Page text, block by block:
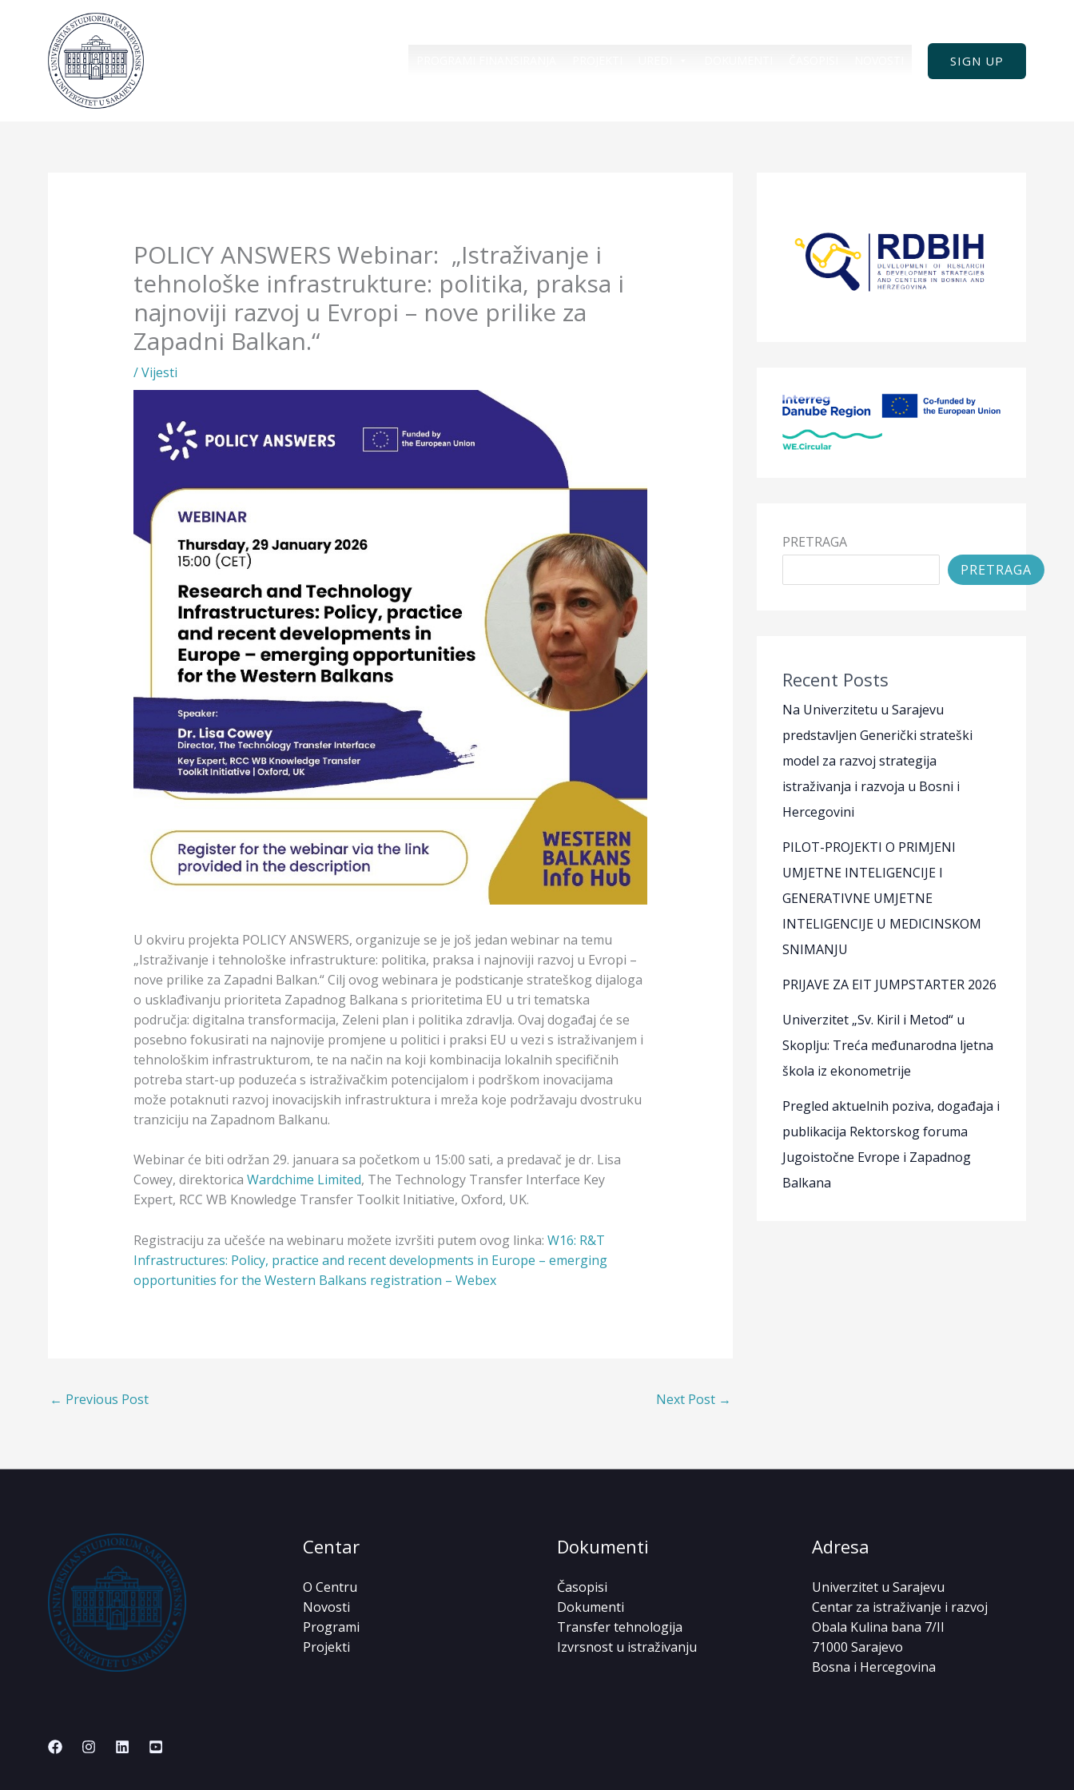
SIGN UP
POLICY ANSWERS Webinar: „Istraživanje i
tehnološke infrastrukture: politika, praksa i
najnoviji razvoj u Evropi – nove prilike za
Zapadni Balkan.“
/Vijesti
U okviru projekta POLICY ANSWERS, organizuje se je još jedan webinar na temu
„Istraživanje i tehnološke infrastrukture: politika, praksa i najnoviji razvoj u Evropi –
nove prilike za Zapadni Balkan.“ Cilj ovog webinara je podsticanje strateškog dijaloga
o usklađivanju prioriteta Zapadnog Balkana s prioritetima EU u tri tematska
područja: digitalna transformacija, Zeleni plan i politika zdravlja. Ovaj događaj će se
posebno fokusirati na najnovije promjene u politici i praksi EU u vezi s istraživanjem i
tehnološkim infrastrukturom, te na način na koji kombinacija lokalnih specifičnih
potreba start-up poduzeća s istraživačkim potencijalom i podrškom inovacijama
može potaknuti razvoj inovacijskih infrastruktura i mreža koje podržavaju dvostruku
tranziciju na Zapadnom Balkanu.
Webinar će biti održan 29. januara sa početkom u 15:00 sati, a predavač je dr. Lisa
Cowey, direktorica Wardchime Limited, The Technology Transfer Interface Key
Expert, RCC WB Knowledge Transfer Toolkit Initiative, Oxford, UK.
Registraciju za učešće na webinaru možete izvršiti putem ovog linka: W16: R&T
Infrastructures: Policy, practice and recent developments in Europe – emerging
opportunities for the Western Balkans registration – Webex
← Previous Post Next Post →
PRETRAGA
PRETRAGA
Recent Posts
Na Univerzitetu u Sarajevu
predstavljen Generički strateški
model za razvoj strategija
istraživanja i razvoja u Bosni i
Hercegovini
PILOT-PROJEKTI O PRIMJENI
UMJETNE INTELIGENCIJE I
GENERATIVNE UMJETNE
INTELIGENCIJE U MEDICINSKOM
SNIMANJU
PRIJAVE ZA EIT JUMPSTARTER 2026
Univerzitet „Sv. Kiril i Metod“ u
Skoplju: Treća međunarodna ljetna
škola iz ekonometrije
Pregled aktuelnih poziva, događaja i
publikacija Rektorskog foruma
Jugoistočne Evrope i Zapadnog
Balkana
Centar
O Centru
Novosti
Programi
Projekti
Dokumenti
Časopisi
Dokumenti
Transfer tehnologija
Izvrsnost u istraživanju
Adresa
Univerzitet u Sarajevu
Centar za istraživanje i razvoj
Obala Kulina bana 7/II
71000 Sarajevo
Bosna i Hercegovina